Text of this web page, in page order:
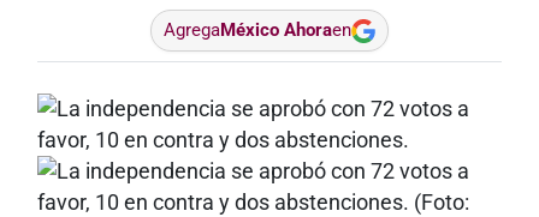
AgregaMéxico Ahoraen